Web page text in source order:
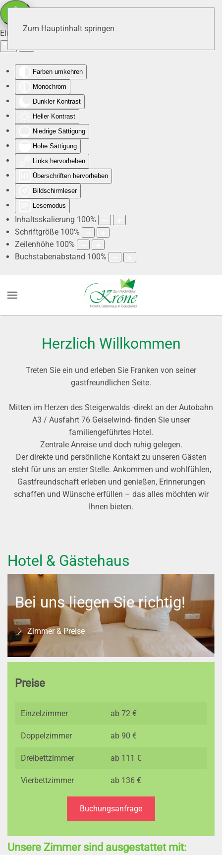
Eingabehilfen öffnen
Farben umkehren
Monochrom
Dunkler Kontrast
Heller Kontrast
Niedrige Sättigung
Hohe Sättigung
Links hervorheben
Überschriften hervorheben
Bildschirmleser
Lesemodus
Inhaltsskalierung 100%
Schriftgröße 100%
Zeilenhöhe 100%
Buchstabenabstand 100%
Zum Hauptinhalt springen
Herzlich Willkommen
Treten Sie ein und erleben Sie Franken von seiner
gastfreundlichen Seite.
Mitten im Herzen des Steigerwalds -direkt an der Autobahn
A3 / Ausfahrt 76 Geiselwind- finden Sie unser
familiengeführtes Hotel.
Zentrale Anreise und doch ruhig gelegen.
Der direkte und persönliche Kontakt zu unseren Gästen
steht für uns an erster Stelle. Ankommen und wohlfühlen,
Gastfreundschaft erleben und genießen, Erinnerungen
schaffen und Wünsche erfüllen – das alles möchten wir
Ihnen bieten.
Hotel & Gästehaus
Bei uns liegen Sie richtig!
Zimmer & Preise
Preise
Einzelzimmer ab 72 €
Doppelzimmer ab 90 €
Dreibettzimmer ab 111 €
Vierbettzimmer ab 136 €
Buchungsanfrage
Unsere Zimmer sind ausgestattet mit: